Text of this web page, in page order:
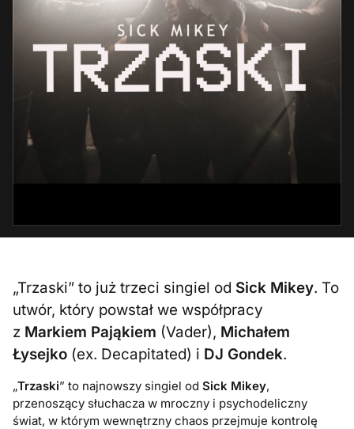
„Trzaski” to już trzeci singiel od Sick Mikey. To
utwór, który powstał we współpracy
z Markiem Pająkiem (Vader), Michałem
Łysejko (ex. Decapitated) i DJ Gondek.
„Trzaski” to najnowszy singiel odSick Mikey,
przenoszący słuchacza w mroczny i psychodeliczny
świat, w którym wewnętrzny chaos przejmuje kontrolę